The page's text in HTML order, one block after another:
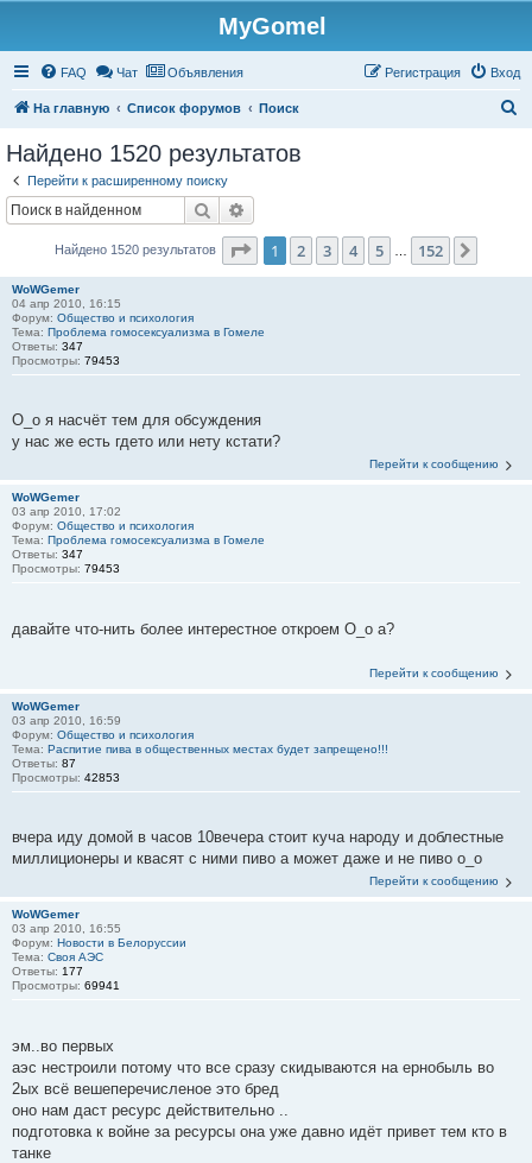
MyGomel
FAQ Чат Объявления Вход
Регистрация
На главную Список форумов Поиск
Найдено 1520 результатов
Перейти к расширенному поиску
Поиск
Найдено 1520 результатов Страница из 152
1 2 3 4 5 152
WoWGemer
04 апр 2010, 16:15
Форум: Общество и психология
Тема: Проблема гомосексуализма в Гомеле
Ответы: 347
Просмотры: 79453
О_о я насчёт тем для обсуждения
у нас же есть гдето или нету кстати?
Перейти к сообщению
WoWGemer
03 апр 2010, 17:02
Форум: Общество и психология
Тема: Проблема гомосексуализма в Гомеле
Ответы: 347
Просмотры: 79453
давайте что-нить более интерестное откроем О_о а?
Перейти к сообщению
WoWGemer
03 апр 2010, 16:59
Форум: Общество и психология
Тема: Распитие пива в общественных местах будет запрещено!!!
Ответы: 87
Просмотры: 42853
вчера иду домой в часов 10вечера стоит куча народу и доблестные
миллиционеры и квасят с ними пиво а может даже и не пиво о_о
Перейти к сообщению
WoWGemer
03 апр 2010, 16:55
Форум: Новости в Белоруссии
Тема: Своя АЭС
Ответы: 177
Просмотры: 69941
эм..во первых
аэс нестроили потому что все сразу скидываются на ернобыль во
2ых всё вешеперечисленое это бред
оно нам даст ресурс действительно ..
подготовка к войне за ресурсы она уже давно идёт привет тем кто в
танке